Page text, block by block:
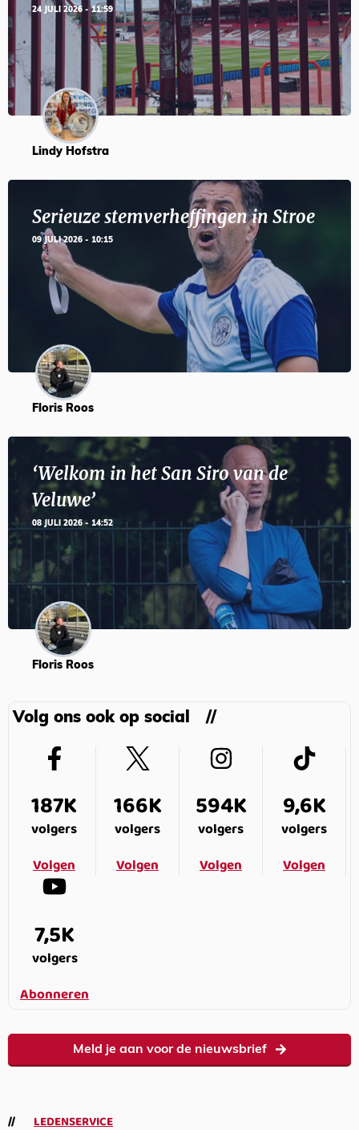
24 JULI 2026 - 11:59
Lindy Hofstra
Serieuze stemverheffingen in Stroe
09 JULI 2026 - 10:15
Floris Roos
‘Welkom in het San Siro van de
Veluwe’
08 JULI 2026 - 14:52
Floris Roos
Volg ons ook op social
187K
volgers
Volgen
166K
volgers
Volgen
594K
volgers
Volgen
9,6K
volgers
Volgen
7,5K
volgers
Abonneren
Meld je aan voor de nieuwsbrief
LEDENSERVICE